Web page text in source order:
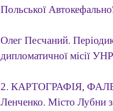
Польської
Олег Песчаний.
дипломатичної місії
2. КАРТОГРАФІЯ,
Ленченко. Місто Лубни